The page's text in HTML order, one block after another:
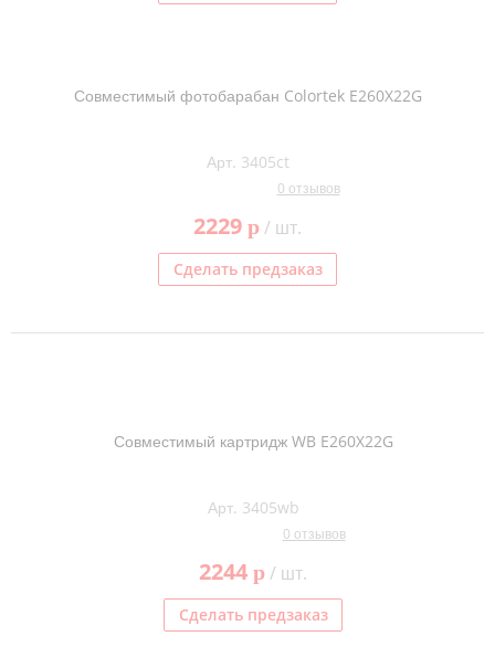
Совместимый фотобарабан Colortek E260X22G
Арт. 3405ct
0 отзывов
2229 p/ шт.
Сделать предзаказ
Совместимый картридж WB E260X22G
Арт. 3405wb
0 отзывов
2244 p/ шт.
Сделать предзаказ